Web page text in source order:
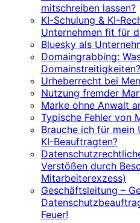
mitschreiben lassen?
KI-Schulung & KI-
Unternehmen fit für
Bluesky als
Domaingrabbing:
Domainstreitigkeiten?
Urheberrecht bei
Nutzung fremder
Marke ohne Anwalt
Typische Fehler von
Brauche ich für mein
KI-Beauftragten?
Verstößen durch
Mitarbeiterexzess)
Geschäftsleitung –
Feuer!